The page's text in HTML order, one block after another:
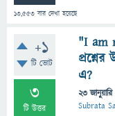
13,553 বার দেখা হয়েছে
+1
টি ভোট
3
টি উত্তর
"I am
এ?
23
Subrata